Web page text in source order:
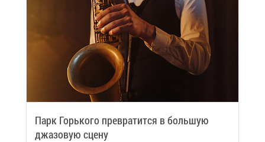
Парк Горь­ко­го пре­вра­тит­ся в боль­шую
джа­зо­вую сце­ну